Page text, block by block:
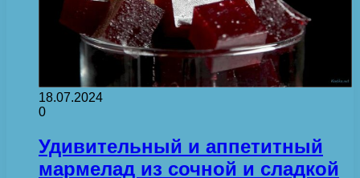
18.07.2024
0
Удивительный и аппетитный
мармелад из сочной и сладкой